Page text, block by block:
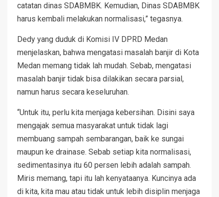
catatan dinas SDABMBK. Kemudian, Dinas SDABMBK
harus kembali melakukan normalisasi,” tegasnya.
Dedy yang duduk di Komisi IV DPRD Medan
menjelaskan, bahwa mengatasi masalah banjir di Kota
Medan memang tidak lah mudah. Sebab, mengatasi
masalah banjir tidak bisa dilakikan secara parsial,
namun harus secara keseluruhan.
“Untuk itu, perlu kita menjaga kebersihan. Disini saya
mengajak semua masyarakat untuk tidak lagi
membuang sampah sembarangan, baik ke sungai
maupun ke drainase. Sebab setiap kita normalisasi,
sedimentasinya itu 60 persen lebih adalah sampah.
Miris memang, tapi itu lah kenyataanya. Kuncinya ada
di kita, kita mau atau tidak untuk lebih disiplin menjaga